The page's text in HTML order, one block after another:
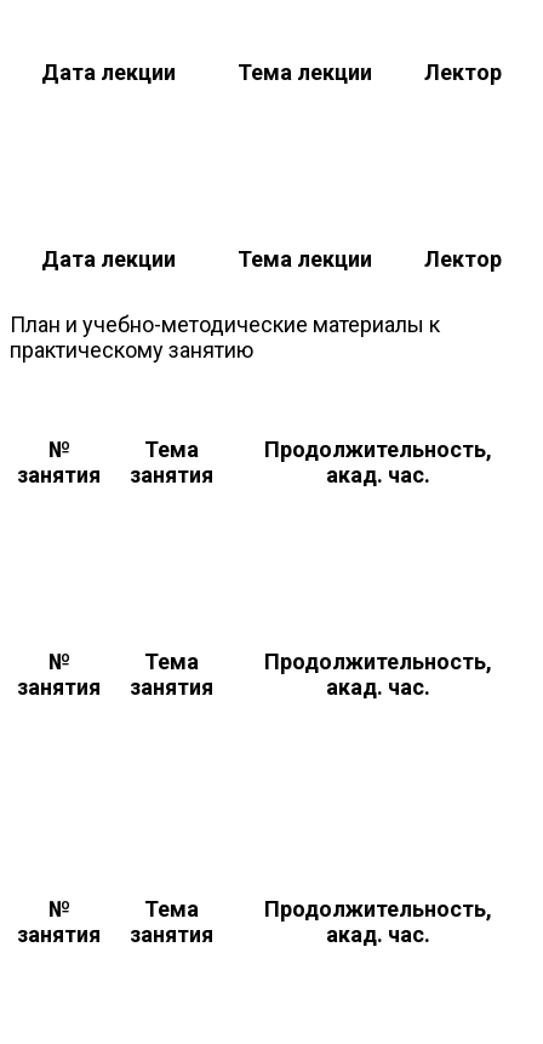
Дата лекции Тема лекции Лектор
Дата лекции Тема лекции Лектор
План и учебно-методические материалы к
практическому занятию
№
занятия
Тема
занятия
Продолжительность,
акад. час.
№
занятия
Тема
занятия
Продолжительность,
акад. час.
№
занятия
Тема
занятия
Продолжительность,
акад. час.